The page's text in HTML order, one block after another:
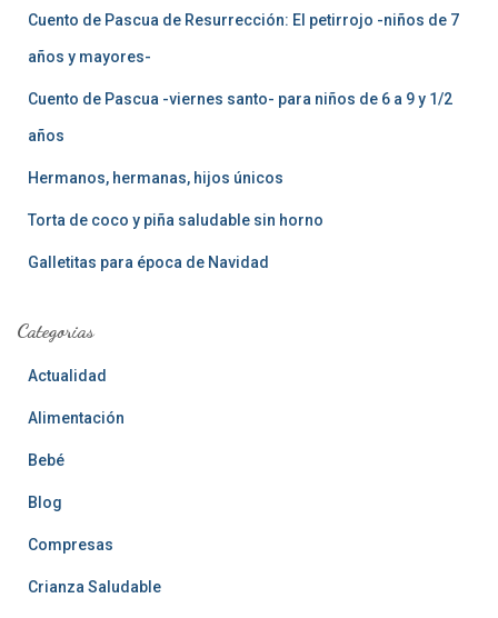
Cuento de Pascua de Resurrección: El petirrojo -niños de 7
años y mayores-
Cuento de Pascua -viernes santo- para niños de 6 a 9 y 1/2
años
Hermanos, hermanas, hijos únicos
Torta de coco y piña saludable sin horno
Galletitas para época de Navidad
Categorias
Actualidad
Alimentación
Bebé
Blog
Compresas
Crianza Saludable